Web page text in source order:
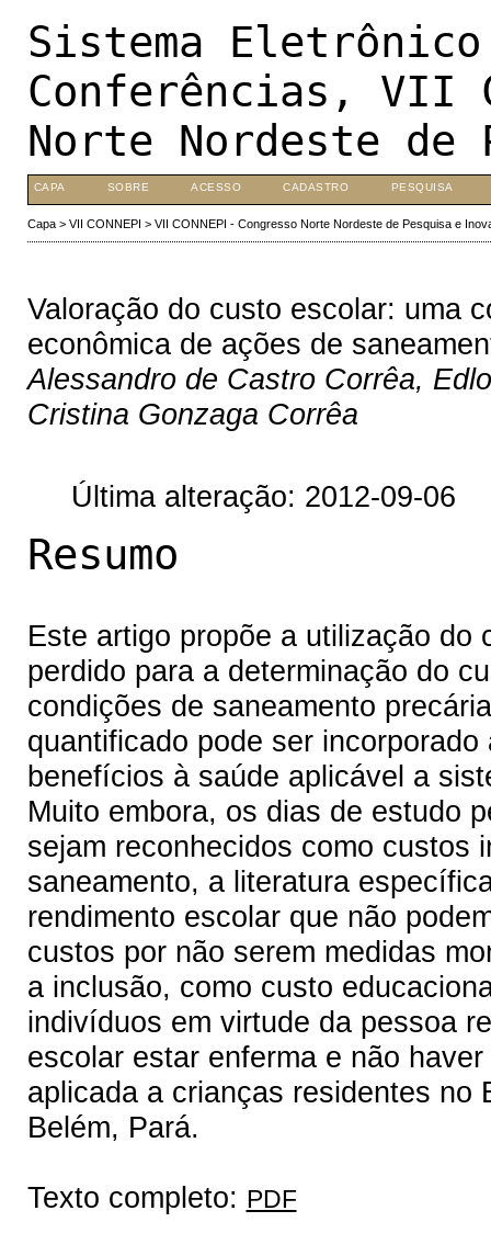
Sistema
Conferências, VII
Norte Nordeste de
CAPA SOBRE ACESSO CADASTRO PESQUISA
Capa> VII CONNEPI > VII CONNEPI - Congresso Norte Nordeste de Pesquisa e
Valoração do custo escolar: uma
econômica de ações de
Alessandro de Castro Corrêa,
Cristina Gonzaga Corrêa
Última alteração: 2012-09-06
Resumo
Este artigo propõe a utilização do
perdido para a determinação do
condições de saneamento
quantificado pode ser
benefícios à saúde aplicável a
Muito embora, os dias de estudo
sejam reconhecidos como custos
saneamento, a literatura
rendimento escolar que não
custos por não serem medidas
a inclusão, como custo
indivíduos em virtude da pessoa
escolar estar enferma e não
aplicada a crianças residentes no
Belém, Pará.
Texto completo: PDF